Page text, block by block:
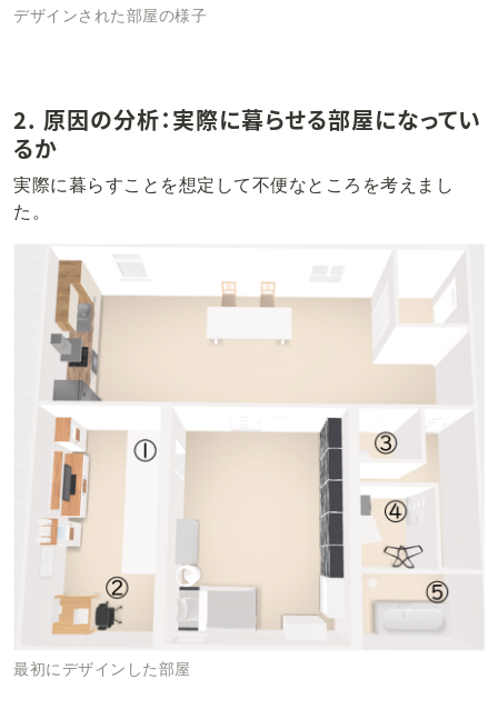
デザインされた部屋の様子
2. 原因の分析：実際に暮らせる部屋になってい
るか
実際に暮らすことを想定して不便なところを考えまし
た。
最初にデザインした部屋